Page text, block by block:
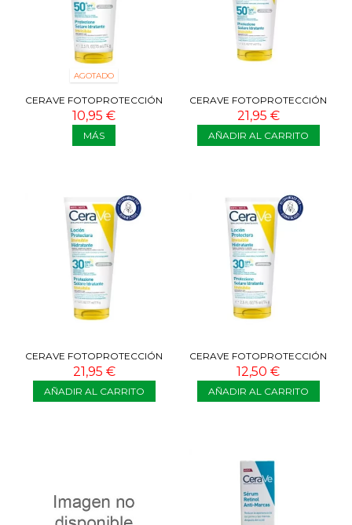
AGOTADO
CERAVE FOTOPROTECCIÓN
SPF50 75ML
10,95 €
MÁS
CERAVE FOTOPROTECCIÓN
SPF50 177 ML
21,95 €
AÑADIR AL CARRITO
CERAVE FOTOPROTECCIÓN
SPF30 177 ML
21,95 €
AÑADIR AL CARRITO
CERAVE FOTOPROTECCIÓN
SPF30 75 ML
12,50 €
AÑADIR AL CARRITO